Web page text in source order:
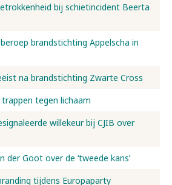
bij schietincident Beerta
brandstichting Appelscha in
na brandstichting Zwarte Cross
tegen lichaam
willekeur bij CJIB over
der Goot over de ‘tweede kans’
tijdens Europaparty